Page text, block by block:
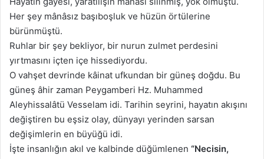
Her şey mânâsız başıboşluk ve hüzün örtülerine
bürünmüştü.
Ruhlar bir şey bekliyor, bir nurun zulmet perdesini
yırtmasını içten içe hissediyordu.
O vahşet devrinde kâinat ufkundan bir güneş doğdu. Bu
güneş âhir zaman Peygamberi Hz. Muhammed
Aleyhissalâtü Vesselam idi. Tarihin seyrini, hayatın akışını
değiştiren bu eşsiz olay, dünyayı yerinden sarsan
değişimlerin en büyüğü idi.
İşte insanlığın akıl ve kalbinde düğümlenen “Necisin,